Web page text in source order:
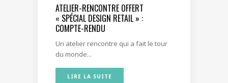
ATELIER-RENCONTRE OFFERT
« SPÉCIAL DESIGN RETAIL » :
COMPTE-RENDU
Un atelier rencontre qui a fait le tour
du monde...
LIRE LA SUITE